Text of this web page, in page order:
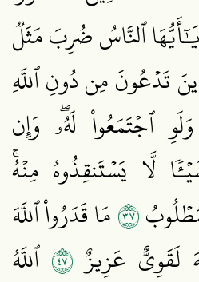
يَٰٓأَيُّهَا ٱلنَّاسُ ضُرِبَ مَثَلٞ
تَدۡعُونَ مِن دُونِ ٱللَّهِ
ٱجۡتَمَعُواْ لَهُۥۖ وَإِن
لَّا يَسۡتَنقِذُوهُ مِنۡهُۚ
٧٣مَا قَدَرُواْ ٱللَّهَ
لَقَوِيٌّ عَزِيزٌ ٧٤ ٱللَّهُ